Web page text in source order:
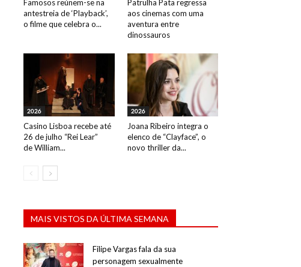
Famosos reúnem-se na
antestreia de ‘Playback’,
o filme que celebra o...
Patrulha Pata regressa
aos cinemas com uma
aventura entre
dinossauros
2026
Casino Lisboa recebe até
26 de julho “Rei Lear”
de William...
2026
Joana Ribeiro integra o
elenco de “Clayface”, o
novo thriller da...
MAIS VISTOS DA ÚLTIMA SEMANA
Filipe Vargas fala da sua
personagem sexualmente